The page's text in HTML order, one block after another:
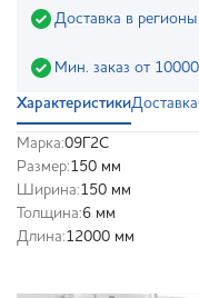
Доставка в регионы
Мин. заказ от
ХарактеристикиДоставка
Марка:09Г2С
Размер:150 мм
Ширина:150 мм
Толщина:6 мм
Длина:12000 мм